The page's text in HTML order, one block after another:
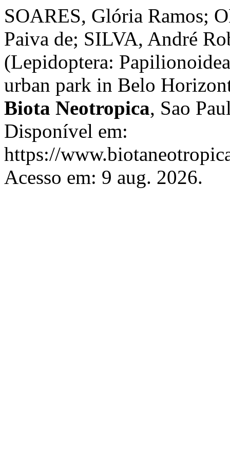
SOARES, Glória Ramos;
Paiva de; SILVA, André
(Lepidoptera:
urban park in Belo
Biota Neotropica, Sao
Disponível em:
https://
Acesso em: 9 aug. 2026.